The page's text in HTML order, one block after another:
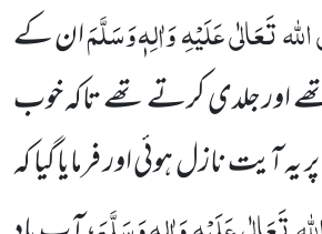
اللہتَعَالٰیعَلَیْہِوَاٰلِہٖ وَسَلَّمَان کے
اور جلدی کرتے تھے تاکہ خوب
آیت نازل ہوئی اور فرمایا گیا کہ